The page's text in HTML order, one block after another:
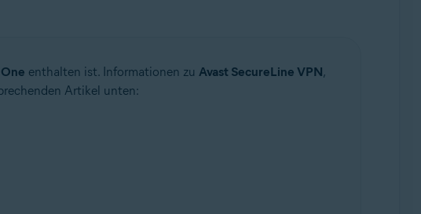
enthalten ist. Informationen zu Avast SecureLine VPN,
Artikel unten: